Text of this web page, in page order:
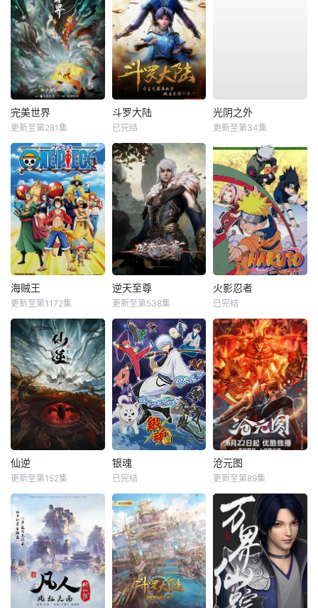
完美世界
更新至第281集
斗罗大陆
已完结
光阴之外
更新至第34集
海贼王
更新至第1172集
逆天至尊
更新至第538集
火影忍者
已完结
仙逆
更新至第152集
银魂
已完结
沧元图
更新至第89集